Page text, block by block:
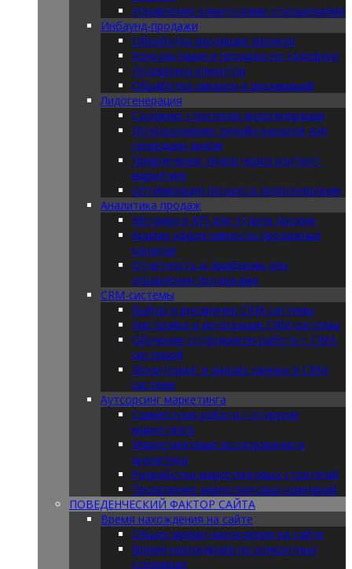
Управление клиентскими отношениями
Инбаунд-продажи
Обработка входящих звонков
Консультация и продажа по телефону
Поддержка клиентов
Обработка заказов и рекламаций
Лидогенерация
Создание стратегии лидогенерации
Использование онлайн-каналов для
генерации лидов
Привлечение лидов через контент-
маркетинг
Оптимизация процесса лидогенерации
Аналитика продаж
Метрики и KPI для отдела продаж
Анализ эффективности продажных
каналов
Отчетность и дашборды для
управления продажами
CRM-системы
Выбор и внедрение CRM-системы
Настройка и интеграция CRM-системы
Обучение сотрудников работе с CRM-
системой
Мониторинг и анализ данных в CRM-
системе
Аутсорсинг маркетинга
Совместная работа с отделом
маркетинга
Маркетинговые исследования и
аналитика
Разработка маркетинговых стратегий
Проведение маркетинговых кампаний
ПОВЕДЕНЧЕСКИЙ ФАКТОР САЙТА
Время нахождения на сайте
Общее время нахождения на сайте
Время нахождения на конкретных
страницах